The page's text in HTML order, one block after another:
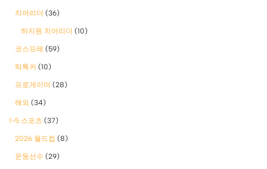
치어리더 (36)
하지원 치어리더 (10)
코스프레 (59)
틱톡커 (10)
프로게이머 (28)
해외 (34)
1-5 스포츠 (37)
2026 월드컵 (8)
운동선수 (29)